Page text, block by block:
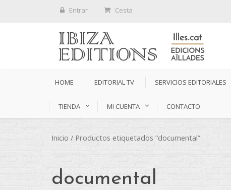
Entrar Cesta
HOME EDITORIAL TV SERVICIOS EDITORIALES
TIENDA MI CUENTA CONTACTO
Inicio / Productos etiquetados “documental”
documental